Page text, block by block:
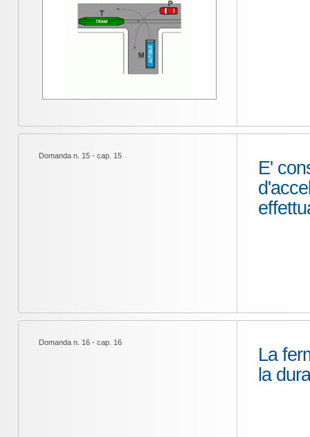
Domanda n. 15 - cap. 15
E'
Domanda n. 16 - cap. 16
La
la